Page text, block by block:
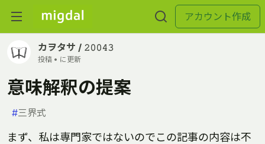
アカウント作成
カヲタサ / 𝟸𝟶𝟶𝟺𝟹
投稿 • に更新
意味解釈の提案
#三界式
まず、私は専門家ではないのでこの記事の内容は不